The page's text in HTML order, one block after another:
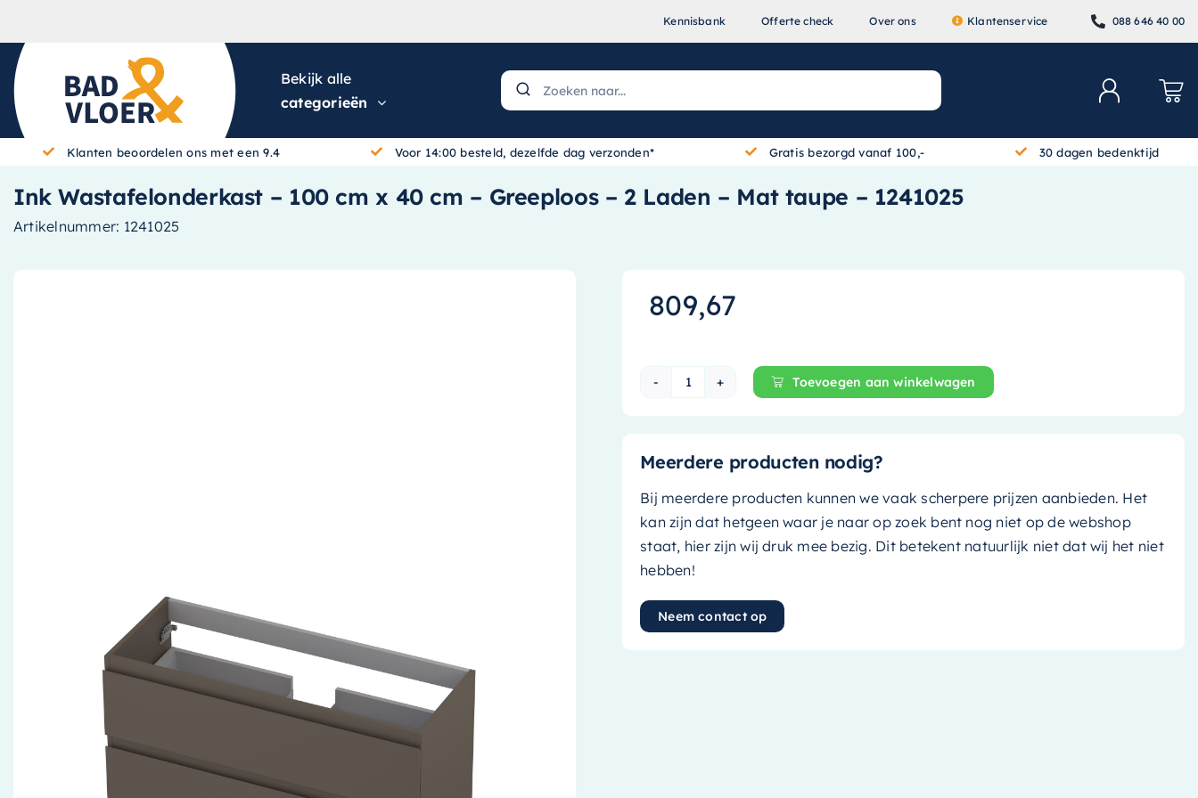
Kennisbank Offerte check Over ons Klantenservice 088 646 40 00
Bekijk alle
categorieën
Klanten beoordelen ons met een 9.4 Voor 14:00 besteld, dezelfde dag verzonden* Gratis bezorgd vanaf 100,- 30 dagen bedenktijd
Ink Wastafelonderkast – 100 cm x 40 cm – Greeploos – 2 Laden – Mat taupe – 1241025
Artikelnummer: 1241025
809,67
Ink Wastafelonderkast - 100 cm x 40 cm - Greeploos - 2 Laden - Mat
Toevoegen aan winkelwagen
Meerdere producten nodig?
Bij meerdere producten kunnen we vaak scherpere prijzen aanbieden. Het
kan zijn dat hetgeen waar je naar op zoek bent nog niet op de webshop
staat, hier zijn wij druk mee bezig. Dit betekent natuurlijk niet dat wij het niet
hebben!
Neem contact op